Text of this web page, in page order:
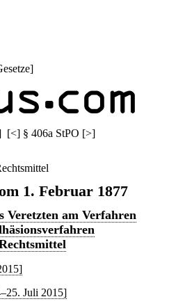
]
[<] § 406a StPO [>]
1. Februar 1877
Veretzten am Verfahren
Juli 2015]